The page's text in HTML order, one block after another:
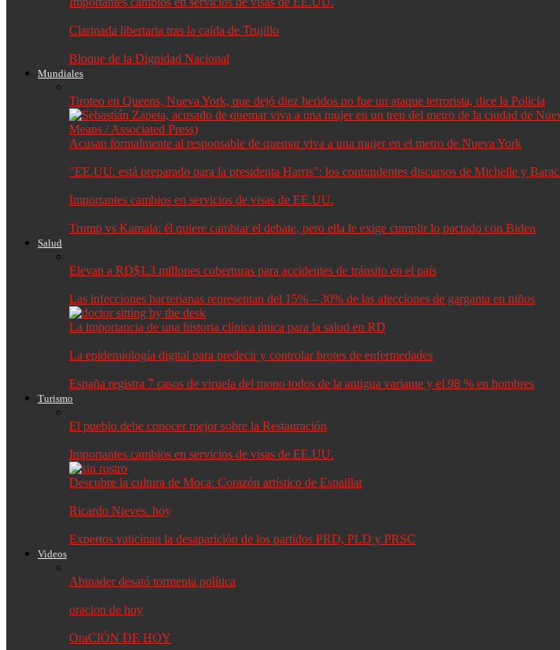
Clarinada libertaria tras la caída de Trujillo
Bloque de la Dignidad Nacional
Mundiales
Tiroteo en Queens, Nueva York, que dejó diez heridos no fue un ataque terrorista, dice la Policía
Acusan formalmente al responsable de quemar viva a una mujer en el metro de Nueva York
"EE.UU. está preparado para la presidenta Harris": los contundentes discursos de Michelle y
Importantes cambios en servicios de visas de EE.UU.
Trump vs Kamala: él quiere cambiar el debate, pero ella le exige cumplir lo pactado con Biden
Salud
Elevan a RD$1.3 millones coberturas para accidentes de tránsito en el país
Las infecciones bacterianas representan del 15% – 30% de las afecciones de garganta en niños
La importancia de una historia clínica única para la salud en RD
La epidemiología digital para predecir y controlar brotes de enfermedades
España registra 7 casos de viruela del mono todos de la antigua variante y el 98 % en hombres
Turismo
El pueblo debe conocer mejor sobre la Restauración
Importantes cambios en servicios de visas de EE.UU.
Descubre la cultura de Moca: Corazón artístico de Espaillat
Ricardo Nieves. hoy
Expertos vaticinan la desaparición de los partidos PRD, PLD y PRSC
Videos
Abinader desató tormenta política
oracion de hoy
OraCIÓN DE HOY